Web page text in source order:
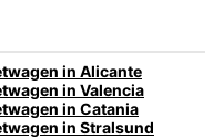
in Alicante
in Valencia
in Catania
in Stralsund